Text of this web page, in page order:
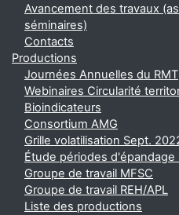
Avancement des travaux
séminaires)
Contacts
Productions
Journées Annuelles du RMT
Webinaires Circularité
Bioindicateurs
Consortium AMG
Grille volatilisation Sept.
Étude périodes d'épandage
Groupe de travail MFSC
Groupe de travail REH/APL
Liste des productions